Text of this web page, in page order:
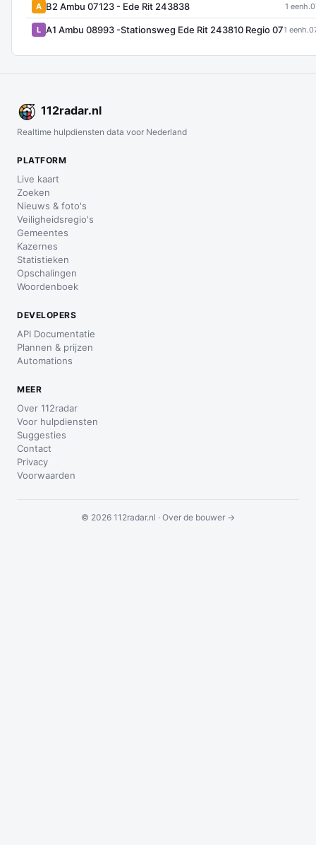
A B2 Ambu 07123 - Ede Rit 243838 1 eenh.
L A1 Ambu 08993 -Stationsweg Ede Rit 243810 Regio 071 eenh.
112radar.nl
Realtime hulpdiensten data voor Nederland
PLATFORM
Live kaart
Zoeken
Nieuws & foto's
Veiligheidsregio's
Gemeentes
Kazernes
Statistieken
Opschalingen
Woordenboek
DEVELOPERS
API Documentatie
Plannen & prijzen
Automations
MEER
Over 112radar
Voor hulpdiensten
Suggesties
Contact
Privacy
Voorwaarden
© 2026 112radar.nl · Over de bouwer →